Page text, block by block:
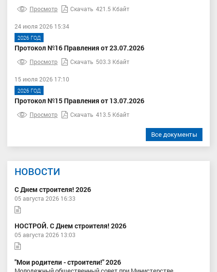
Просмотр Скачать 421.5 Кбайт
24 июля 2026 15:34
2026 ГОД
Протокол №16 Правления от 23.07.2026
Просмотр Скачать 503.3 Кбайт
15 июля 2026 17:10
2026 ГОД
Протокол №15 Правления от 13.07.2026
Просмотр Скачать 413.5 Кбайт
Все документы
НОВОСТИ
С Днем строителя! 2026
05 августа 2026 16:33
НОСТРОЙ. С Днем строителя! 2026
05 августа 2026 13:03
"Мои родители - строители!" 2026